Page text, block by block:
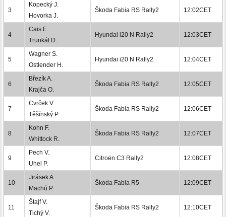
3
Kopecký J.
Hovorka J.
Škoda Fabia RS Rally2 12:02CET
4
Cais E.
Trunkát D.
Hyundai i20 N Rally2 12:03CET
5
Wagner S.
Ostlender H.
Hyundai i20 N Rally2 12:04CET
6
Březík A.
Krajča O.
Škoda Fabia RS Rally2 12:05CET
7
Cvrček V.
Těšínský P.
Škoda Fabia RS Rally2 12:06CET
8
Kohn F.
Whittock R.
Škoda Fabia RS Rally2 12:07CET
9
Pech V.
Uhel P.
Citroën C3 Rally2 12:08CET
10
Jirásek A.
Machů P.
Škoda Fabia R5 12:09CET
11
Štajf V.
Tichý V.
Škoda Fabia RS Rally2 12:10CET